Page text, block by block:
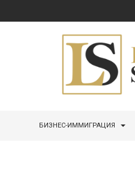
БИЗНЕС-ИММИГРАЦИЯ